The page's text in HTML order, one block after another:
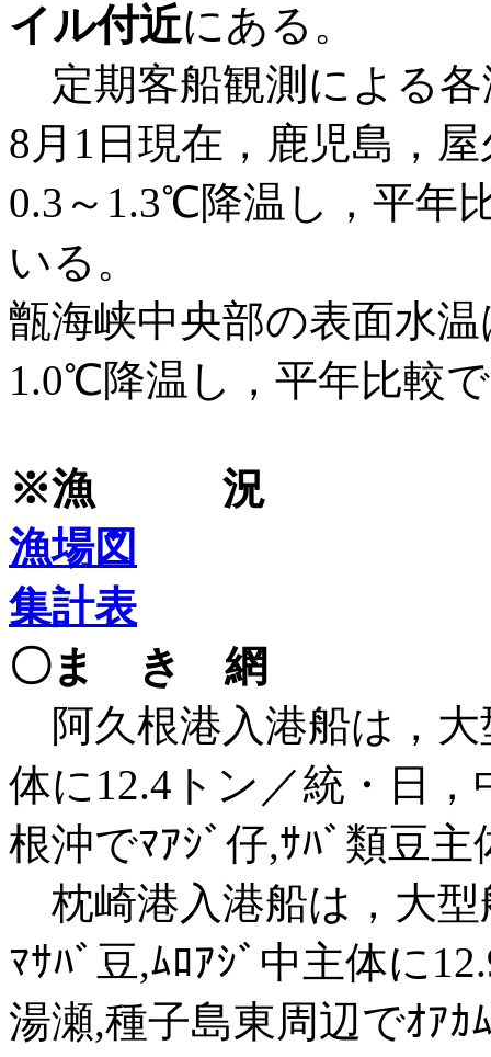
イル付近にある
定期客船観測による各
8月1日現在，鹿児島，
0.3～1.3℃降温し，平年
いる。 甑航
甑海峡中央部の表面水
1.0℃降温し，平年比較
※漁 況
漁場図
集計表
〇ま き 網
阿久根港入港船は，大
体に12.4トン／統・日
根沖でﾏｱｼﾞ仔,ｻﾊﾞ類豆
枕崎港入港船は，大型
ﾏｻﾊﾞ豆,ﾑﾛｱｼﾞ中主体に
湯瀬,種子島東周辺でｵｱｶ